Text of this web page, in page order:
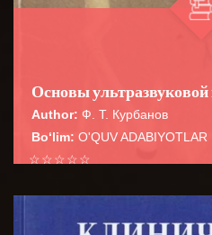
Основы
Author: Ф. Т. Курбанов
Bo‘lim: O'QUV ADABIYOTLAR
☆
☆
☆
☆
☆
В руководстве
волюмометрические
BATAFSIL...